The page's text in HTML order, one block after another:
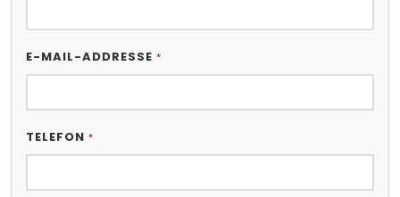
E-MAIL-ADDRESSE *
TELEFON *